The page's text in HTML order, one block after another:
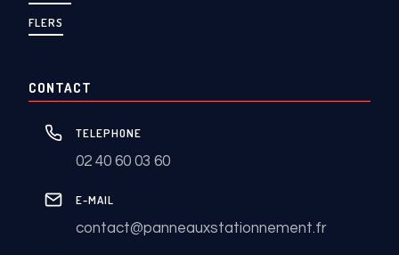
FLERS
CONTACT
TELEPHONE
02 40 60 03 60
E-MAIL
contact@panneauxstationnement.fr